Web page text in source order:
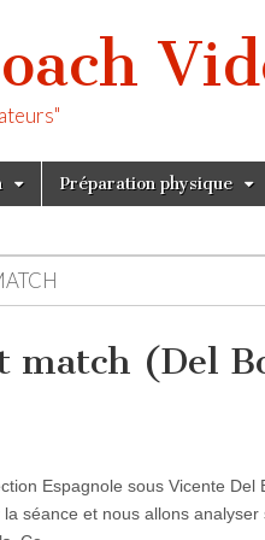
Préparation physique
match (Del
Espagnole sous Vicente Del
séance et nous allons analyser